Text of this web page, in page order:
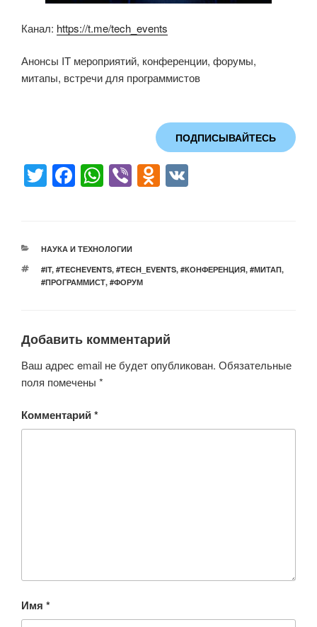
Канал: https://t.me/tech_events
Анонсы IT мероприятий, конференции, форумы,
митапы, встречи для программистов
ПОДПИСЫВАЙТЕСЬ
T
er
F
e
b
o
k
W
s
A
p
Vi O
kl
ni
ki
РУБРИКИ
НАУКА И ТЕХНОЛОГИИ
МЕТКИ
#IT, #TECHEVENTS, #TECH_EVENTS, #КОНФЕРЕНЦИЯ, #МИТАП,
#ПРОГРАММИСТ, #ФОРУМ
Добавить комментарий
Ваш адрес email не будет опубликован. Обязательные
поля помечены *
Комментарий*
Имя *